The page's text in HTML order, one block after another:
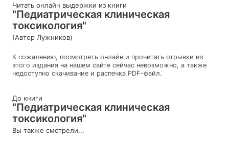
Читать онлайн выдержки из книги
"Педиатрическая клиническая
токсикология"
(Автор Лужников)
К сожалению, посмотреть онлайн и прочитать отрывки из
этого издания на нашем сайте сейчас невозможно, а также
недоступно скачивание и распечка PDF-файл.
До книги
"Педиатрическая клиническая
токсикология"
Вы также смотрели...